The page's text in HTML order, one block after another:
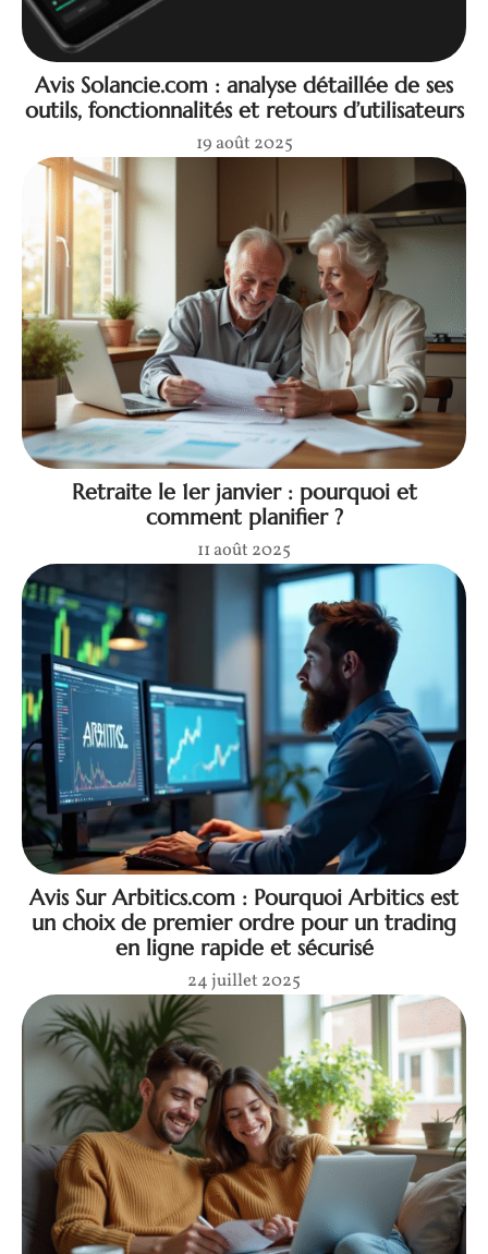
Avis Solancie.com : analyse détaillée de ses
outils, fonctionnalités et retours d’utilisateurs
19 août 2025
Retraite le 1er janvier : pourquoi et
comment planifier ?
11 août 2025
Avis Sur Arbitics.com : Pourquoi Arbitics est
un choix de premier ordre pour un trading
en ligne rapide et sécurisé
24 juillet 2025